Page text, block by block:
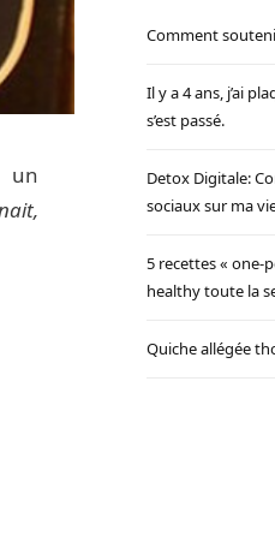
un
Comment
Il y a 4 ans, j’ai
s’est passé.
Detox Digitale:
sociaux sur ma
5 recettes « one-
healthy toute la
Quiche allégée